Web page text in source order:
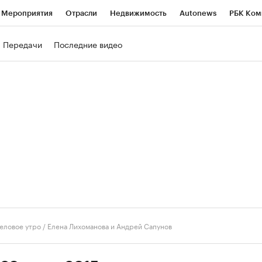
Мероприятия Отрасли Недвижимость Autonews РБК
Передачи Последние видео
утро / Елена Лихоманова и Андрей Сапунов